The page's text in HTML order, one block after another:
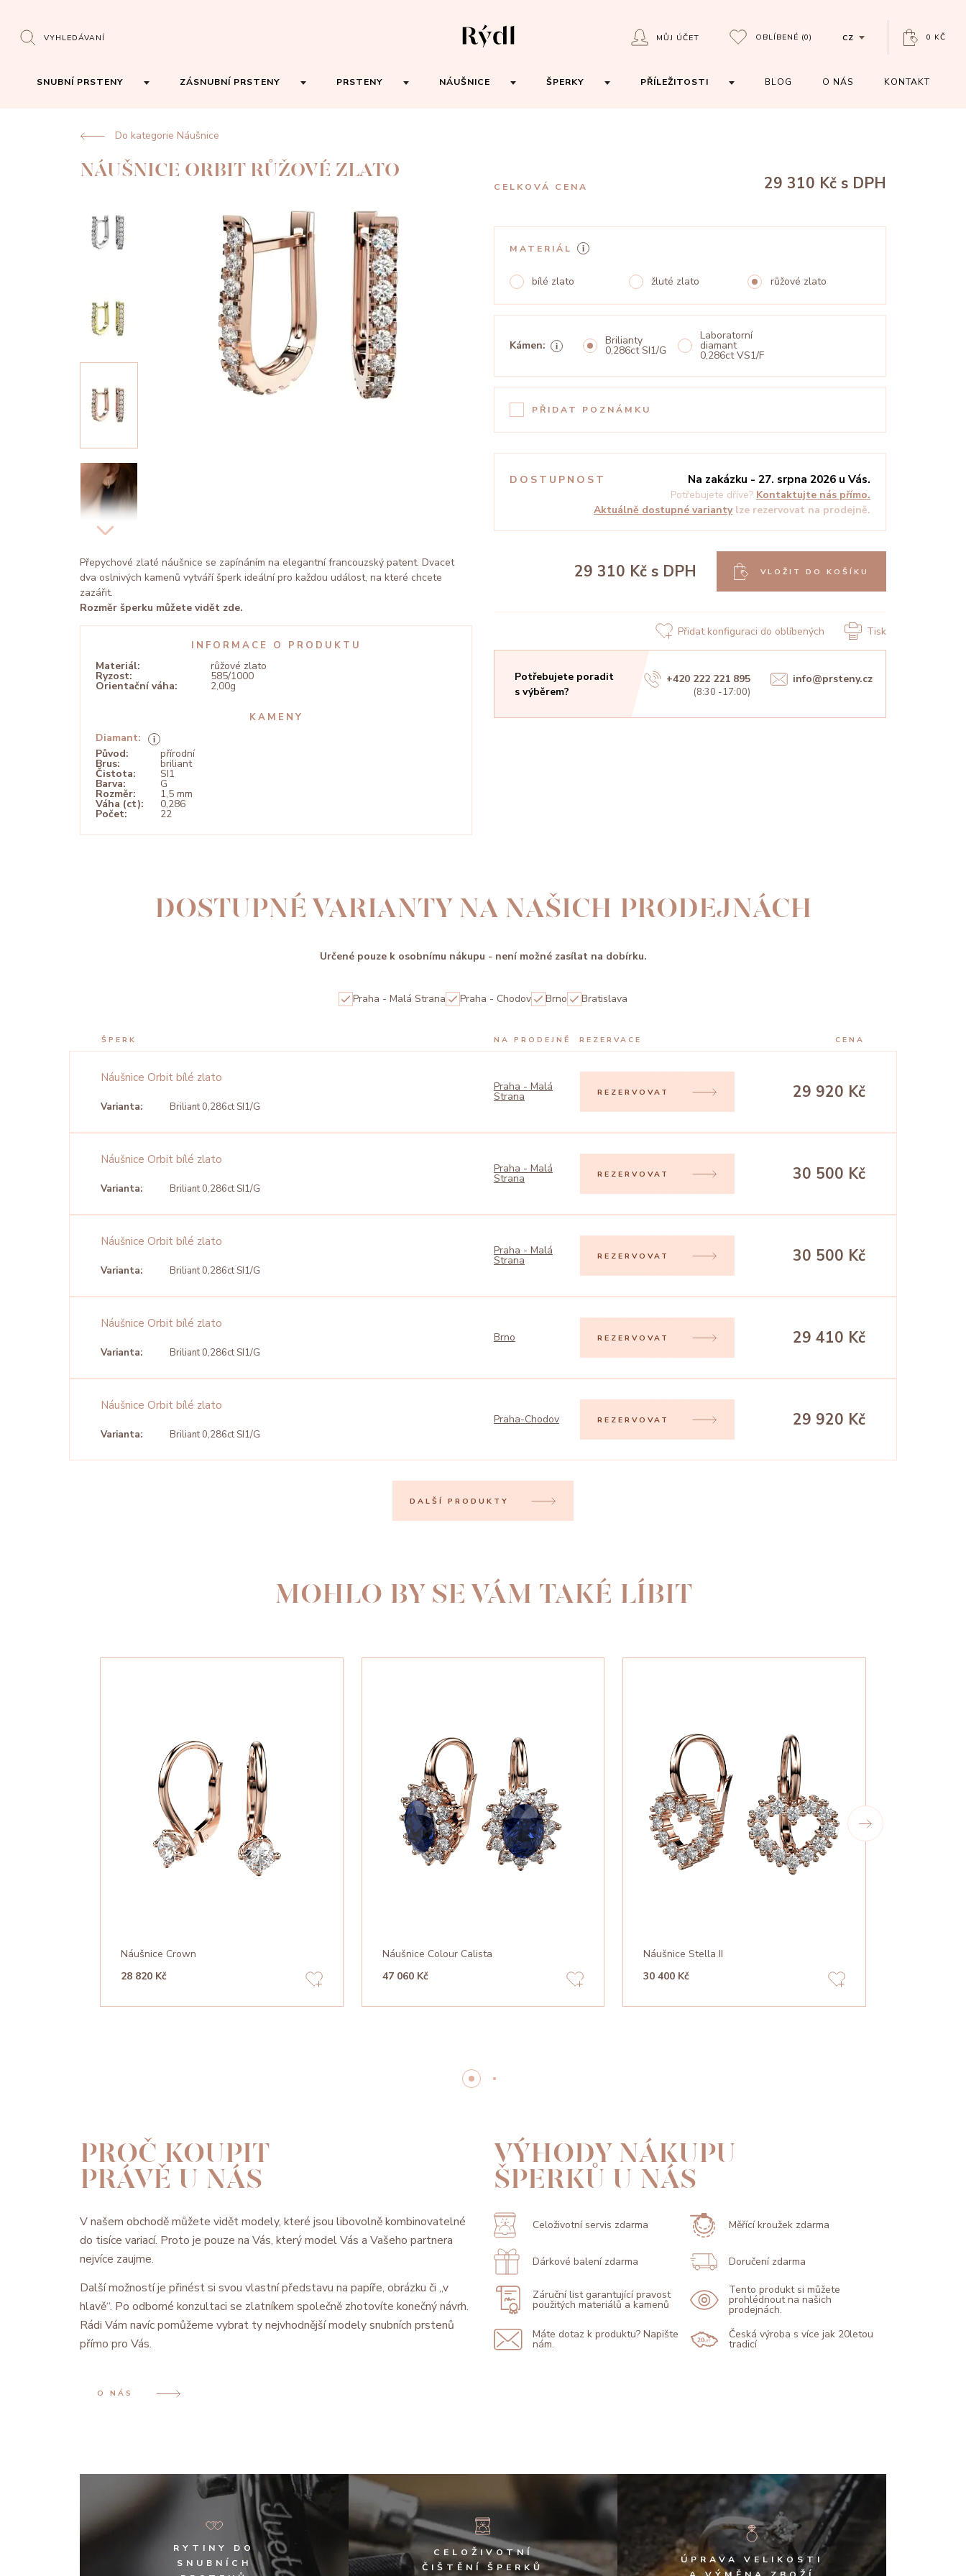
VYHLEDÁVANÍ MŮJ ÚČET OBLÍBENÉ (0) CZ 0 KČ
SNUBNÍ PRSTENY ZÁSNUBNÍ PRSTENY PRSTENY NÁUŠNICE ŠPERKY PŘÍLEŽITOSTI BLOG O NÁS KONTAKT
Do kategorie Náušnice
NÁUŠNICE ORBIT RŮŽOVÉ ZLATO
Přepychové zlaté náušnice se zapínáním na elegantní francouzský patent. Dvacet
dva oslnivých kamenů vytváří šperk ideální pro každou událost, na které chcete
zazářit.
Rozměr šperku můžete vidět zde.
INFORMACE O PRODUKTU
Materiál: růžové zlato
Ryzost: 585/1000
Orientační váha: 2,00g
KAMENY
Diamant:
Původ:
přírodní
Brus: briliant
Čistota: SI1
Barva: G
Rozměr: 1,5 mm
Váha (ct): 0,286
Počet: 22
CELKOVÁ CENA 29 310 Kč s DPH
MATERIÁL
bílé zlato žluté zlato růžové zlato
Kámen: Brilianty
0,286ct SI1/G
Laboratorní
diamant
0,286ct VS1/F
PŘIDAT POZNÁMKU
DOSTUPNOST Na zakázku - 27. srpna 2026 u Vás.
Potřebujete dříve? Kontaktujte nás přímo.
Aktuálně dostupné varianty lze rezervovat na prodejně.
29 310 Kč s DPH VLOŽIT DO KOŠÍKU
Přidat konfiguraci do oblíbených Tisk
Potřebujete poradit
s výběrem?
+420 222 221 895
(8:30 -17:00)
info@prsteny.cz
DOSTUPNÉ VARIANTY NA NAŠICH PRODEJNÁCH
Určené pouze k osobnímu nákupu - není možné zasílat na dobírku.
Praha - Malá Strana Praha - Chodov Brno Bratislava
ŠPERK NA PRODEJNĚ REZERVACE CENA
Náušnice Orbit bílé zlato
Varianta: Briliant 0,286ct SI1/G
Praha - Malá
Strana REZERVOVAT 29 920 Kč
Náušnice Orbit bílé zlato
Varianta: Briliant 0,286ct SI1/G
Praha - Malá
Strana REZERVOVAT 30 500 Kč
Náušnice Orbit bílé zlato
Varianta: Briliant 0,286ct SI1/G
Praha - Malá
Strana REZERVOVAT 30 500 Kč
Náušnice Orbit bílé zlato
Varianta: Briliant 0,286ct SI1/G
Brno REZERVOVAT 29 410 Kč
Náušnice Orbit bílé zlato
Varianta: Briliant 0,286ct SI1/G
Praha-Chodov REZERVOVAT 29 920 Kč
DALŠÍ PRODUKTY
MOHLO BY SE VÁM TAKÉ LÍBIT
Náušnice Crown
28 820 Kč
Náušnice Colour Calista
47 060 Kč
Náušnice Stella II
30 400 Kč
PROČ KOUPIT
PRÁVĚ U NÁS
V našem obchodě můžete vidět modely, které jsou libovolně kombinovatelné
do tisíce variací. Proto je pouze na Vás, který model Vás a Vašeho partnera
nejvíce zaujme.
Další možností je přinést si svou vlastní představu na papíře, obrázku či „v
hlavě“. Po odborné konzultaci se zlatníkem společně zhotovíte konečný návrh.
Rádi Vám navíc pomůžeme vybrat ty nejvhodnější modely snubních prstenů
přímo pro Vás.
O NÁS
VÝHODY NÁKUPU
ŠPERKŮ U NÁS
Celoživotní servis zdarma Měřící kroužek zdarma
Dárkové balení zdarma Doručení zdarma
Záruční list garantující pravost
použitých materiálů a kamenů
Tento produkt si můžete
prohlédnout na našich
prodejnách.
Máte dotaz k produktu? Napište
nám.
Česká výroba s více jak 20letou
tradicí
RYTINY DO
SNUBNÍCH
CELOŽIVOTNÍ
ČIŠTĚNÍ ŠPERKŮ
ÚPRAVA VELIKOSTI